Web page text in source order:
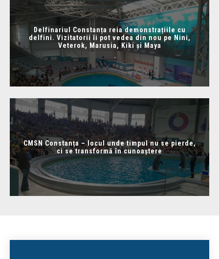
Delfinariul Constanța reia demonstrațiile cu
delfini. Vizitatorii îi pot vedea din nou pe Nini,
Veterok, Marusia, Kiki și Maya
CMSN Constanța – locul unde timpul nu se pierde,
ci se transformă în cunoaștere